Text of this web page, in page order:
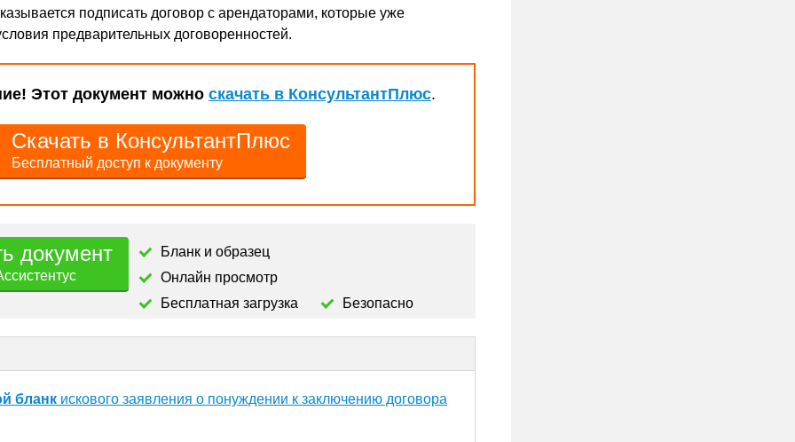
подписать договор с арендаторами, которые уже
предварительных договоренностей.
Этот документ можно скачать в КонсультантПлюс.
Скачать в КонсультантПлюс
Бесплатный доступ к документу
документ
Бланк и образец
Онлайн просмотр
Бесплатная загрузка
Безопасно
бланк искового заявления о понуждении к заключению договора